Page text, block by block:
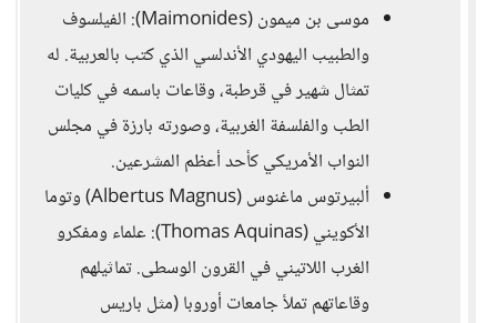
موسى بن ميمون (Maimonides): الفيلسوف
والطبيب اليهودي الأندلسي الذي كتب بالعربية. له
تمثال شهير في قرطبة، وقاعات باسمه في كليات
الطب والفلسفة الغربية، وصورته بارزة في مجلس
النواب الأمريكي كأحد أعظم المشرعين.
ألبيرتوس ماغنوس (Albertus Magnus) وتوما
الأكويني (Thomas Aquinas): علماء ومفكرو
الغرب اللاتيني في القرون الوسطى. تماثيلهم
وقاعاتهم تملأ جامعات أوروبا (مثل باريس